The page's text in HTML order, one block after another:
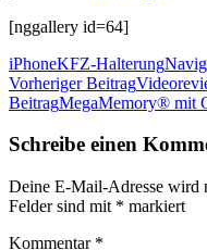
[nggallery id=64]
iPhoneKFZ-Halterung
Beitrags-
Navigation
Vorheriger Beitrag
BeitragMegaMemory® mit
Schreibe einen
Deine E-Mail-Adresse wird
Felder sind mit * markiert
Kommentar *